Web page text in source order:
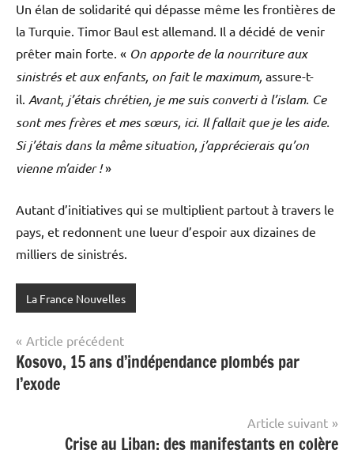
Un élan de solidarité qui dépasse même les frontières de
la Turquie. Timor Baul est allemand. Il a décidé de venir
prêter main forte. « On apporte de la nourriture aux
sinistrés et aux enfants, on fait le maximum, assure-t-
il. Avant, j’étais chrétien, je me suis converti à l’islam. Ce
sont mes frères et mes sœurs, ici. Il fallait que je les aide.
Si j’étais dans la même situation, j’apprécierais qu’on
vienne m’aider !»
Autant d’initiatives qui se multiplient partout à travers le
pays, et redonnent une lueur d’espoir aux dizaines de
milliers de sinistrés.
La France Nouvelles
Navigation
de
l’article
Article précédent
Kosovo, 15 ans d’indépendance plombés par
l’exode
Article suivant
Crise au Liban: des manifestants en colère